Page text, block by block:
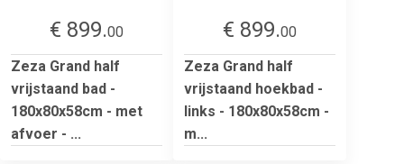
€ 899.00
Zeza Grand half
vrijstaand bad -
180x80x58cm - met
afvoer - ...
€ 899.00
Zeza Grand half
vrijstaand hoekbad -
links - 180x80x58cm -
m...